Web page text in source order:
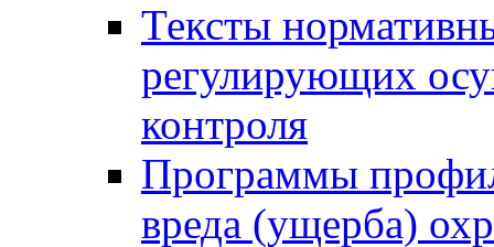
Тексты
регулирующих
контроля
Программы
вреда (ущерба)